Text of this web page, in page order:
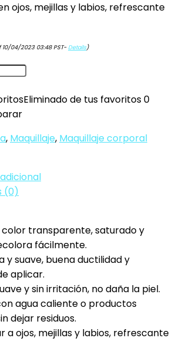
ojos, mejillas y labios, refrescante
04/2023 03:48 PST-Details)
Eliminado de tus favoritos0
, Maquillaje, Maquillaje corporal
(0)
color transparente, saturado y
fácilmente.
y suave, buena ductilidad y
aplicar.
y sin irritación, no daña la piel.
agua caliente o productos
dejar residuos.
a ojos, mejillas y labios, refrescante